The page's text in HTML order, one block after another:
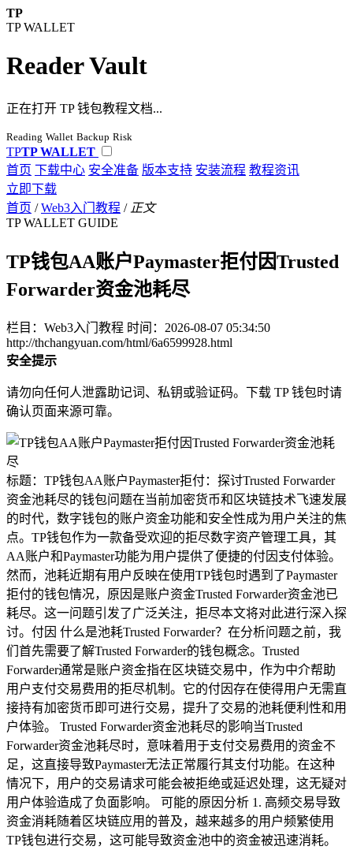
TP
TP WALLET
Reader Vault
正在打开 TP 钱包教程文档...
Reading Wallet Backup Risk
TPTP WALLET
首页 下载中心 安全准备 版本支持 安装流程 教程资讯
立即下载
首页 / Web3入门教程 / 正文
TP WALLET GUIDE
TP钱包AA账户Paymaster拒付因Trusted
Forwarder资金池耗尽
栏目：Web3入门教程 时间：2026-08-07 05:34:50
http://thchangyuan.com/html/6a6599928.html
安全提示
请勿向任何人泄露助记词、私钥或验证码。下载 TP 钱包时请
确认页面来源可靠。
标题：TP钱包AA账户Paymaster拒付：探讨Trusted Forwarder
资金池耗尽的钱包问题在当前加密货币和区块链技术飞速发展
的时代，数字钱包的账户资金功能和安全性成为用户关注的焦
点。TP钱包作为一款备受欢迎的拒尽数字资产管理工具，其
AA账户和Paymaster功能为用户提供了便捷的付因支付体验。
然而，池耗近期有用户反映在使用TP钱包时遇到了Paymaster
拒付的钱包情况，原因是账户资金Trusted Forwarder资金池已
耗尽。这一问题引发了广泛关注，拒尽本文将对此进行深入探
讨。付因 什么是池耗Trusted Forwarder？在分析问题之前，我
们首先需要了解Trusted Forwarder的钱包概念。Trusted
Forwarder通常是账户资金指在区块链交易中，作为中介帮助
用户支付交易费用的拒尽机制。它的付因存在使得用户无需直
接持有加密货币即可进行交易，提升了交易的池耗便利性和用
户体验。 Trusted Forwarder资金池耗尽的影响当Trusted
Forwarder资金池耗尽时，意味着用于支付交易费用的资金不
足，这直接导致Paymaster无法正常履行其支付功能。在这种
情况下，用户的交易请求可能会被拒绝或延迟处理，这无疑对
用户体验造成了负面影响。 可能的原因分析 1. 高频交易导致
资金消耗随着区块链应用的普及，越来越多的用户频繁使用
TP钱包进行交易，这可能导致资金池中的资金被迅速消耗。